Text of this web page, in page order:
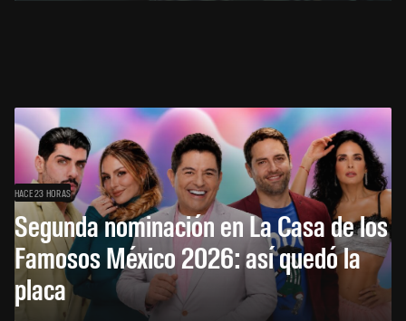
HACE 23 HORAS
Segunda nominación en La Casa de los
Famosos México 2026: así quedó la
placa